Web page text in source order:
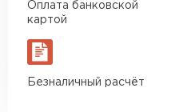
Оплата банковской
картой
Безналичный расчёт